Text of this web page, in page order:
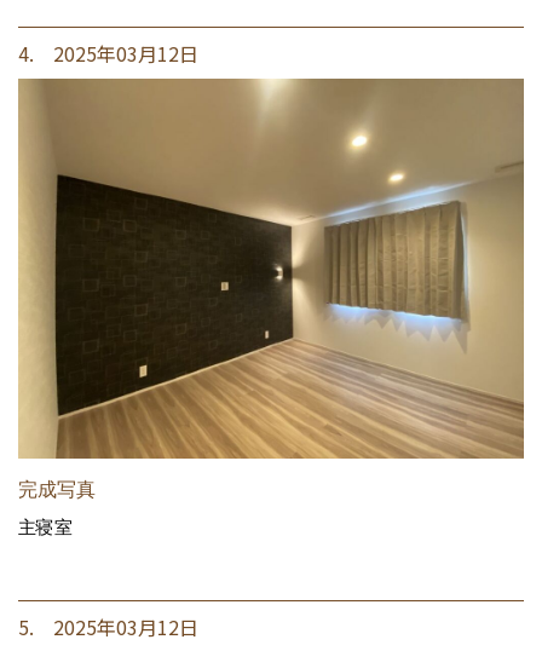
4. 2025年03月12日
完成写真
主寝室
5. 2025年03月12日